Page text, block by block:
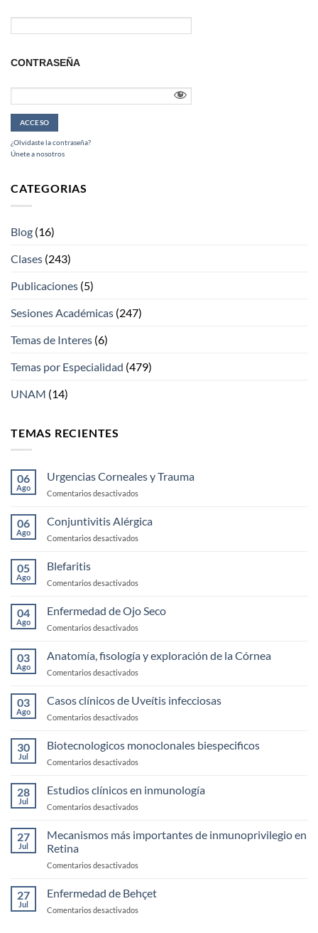
CONTRASEÑA
¿Olvidaste la contraseña?
Únete a nosotros
CATEGORIAS
Blog (16)
Clases (243)
Publicaciones (5)
Sesiones Académicas (247)
Temas de Interes (6)
Temas por Especialidad (479)
UNAM (14)
TEMAS RECIENTES
06
Ago
Urgencias Corneales y Trauma
Comentarios desactivados
Corneales
y
Trauma
06
Ago
Conjuntivitis Alérgica
Comentarios desactivados
05
Ago
Blefaritis
Comentarios desactivados
04
Ago
Enfermedad de Ojo Seco
Comentarios desactivados
Ojo
Seco
03
Ago
Anatomía, fisología y exploración de la Córnea
Comentarios desactivados
fisología
exploración
la
03
Ago
Casos clínicos de Uveítis infecciosas
Comentarios desactivados
clínicos
Uveítis
30
Jul
Biotecnologicos monoclonales biespecificos
Comentarios desactivados
monoclonales
28
Jul
Estudios clínicos en inmunología
Comentarios desactivados
en
27
Jul
Mecanismos más importantes de inmunoprivilegio en
Retina
Comentarios desactivados
importantes
de
27
Jul
Enfermedad de Behçet
Comentarios desactivados